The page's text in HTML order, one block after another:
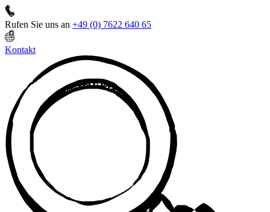
Rufen Sie uns an +49 (0) 7622 640 65
Kontakt